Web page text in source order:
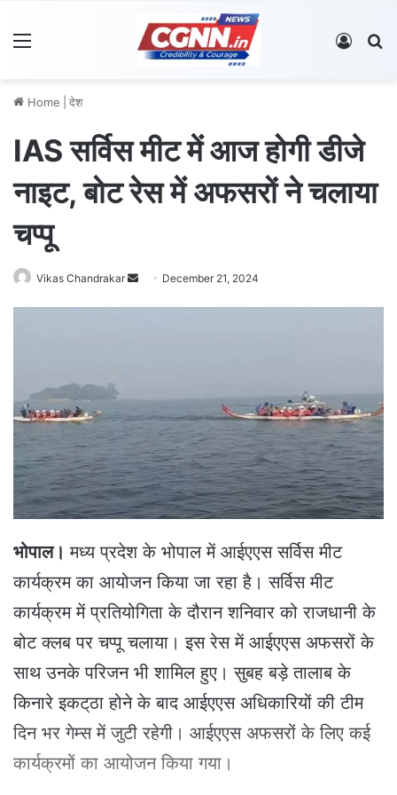
Log In
Home देश
IAS सर्विस मीट में आज होगी डीजे
नाइट, बोट रेस में अफसरों ने चलाया
चप्पू
Vikas Chandrakar
m
i
l
December 21, 2024
भोपाल। मध्य प्रदेश के भोपाल में आईएएस सर्विस मीट
कार्यक्रम का आयोजन किया जा रहा है। सर्विस मीट
कार्यक्रम में प्रतियोगिता के दौरान शनिवार को राजधानी के
बोट क्लब पर चप्पू चलाया। इस रेस में आईएएस अफसरों के
साथ उनके परिजन भी शामिल हुए। सुबह बड़े तालाब के
किनारे इकट्‌ठा होने के बाद आईएएस अधिकारियों की टीम
दिन भर गेम्स में जुटी रहेगी। आईएएस अफसरों के लिए कई
कार्यक्रमों का आयोजन किया गया।